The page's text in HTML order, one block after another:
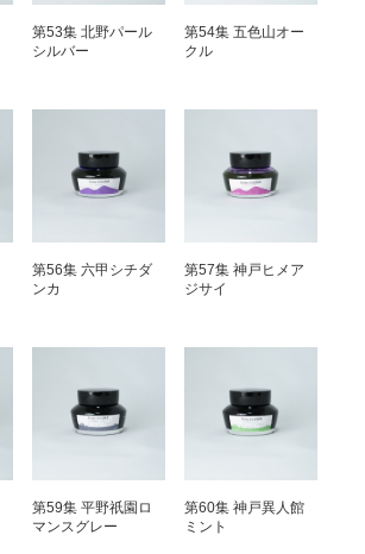
第53集 北野パール
シルバー
第54集 五色山オー
クル
第56集 六甲シチダ
ンカ
第57集 神戸ヒメア
ジサイ
第59集 平野祇園ロ
マンスグレー
第60集 神戸異人館
ミント